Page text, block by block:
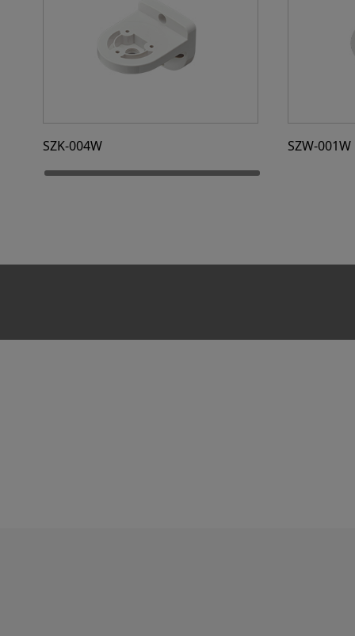
SZK-004W SZW-001W